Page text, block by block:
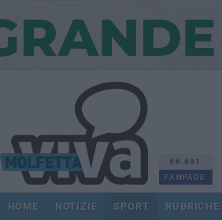
56.691
FANPAGE
HOME NOTIZIE SPORT RUBRICHE